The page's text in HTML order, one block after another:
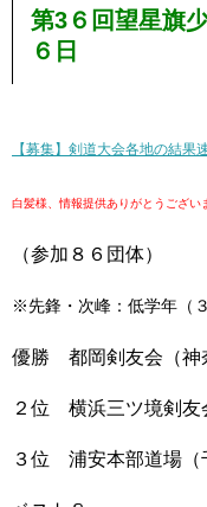
第3６回望星旗
６日
【募集】剣道大会各地の結果
白髪様、情報提供ありがとうござい
（参加８６団体）
※先鋒・次峰：低学年（
優勝 都岡剣友会（神
２位 横浜三ツ境剣友
３位 浦安本部道場（